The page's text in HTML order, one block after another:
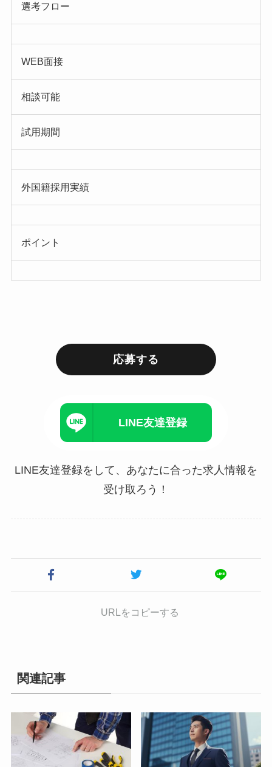
選考フロー
WEB面接
相談可能
試用期間
外国籍採用実績
ポイント
応募する
LINE友達登録
LINE友達登録をして、あなたに合った求人情報を
受け取ろう！
URLをコピーする
関連記事